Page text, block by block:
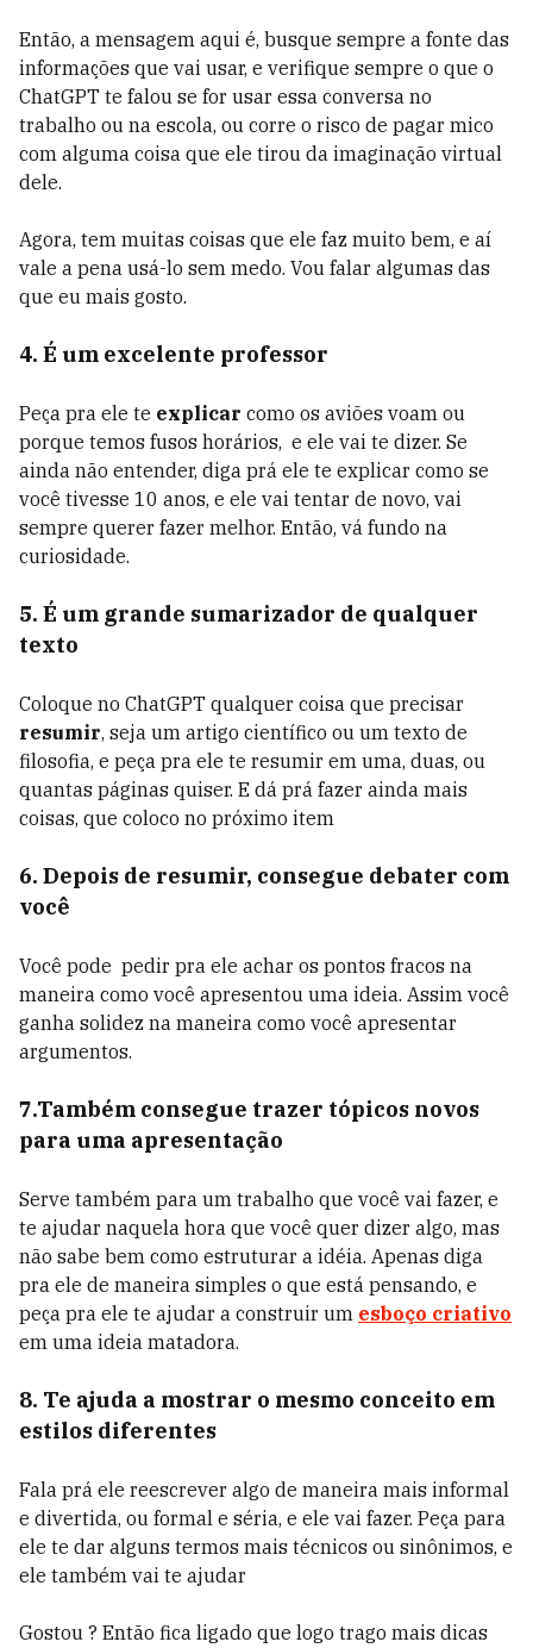
Então, a mensagem aqui é, busque sempre a fonte das
informações que vai usar, e verifique sempre o que o
ChatGPT te falou se for usar essa conversa no
trabalho ou na escola, ou corre o risco de pagar mico
com alguma coisa que ele tirou da imaginação virtual
dele.
Agora, tem muitas coisas que ele faz muito bem, e aí
vale a pena usá-lo sem medo. Vou falar algumas das
que eu mais gosto.
4. É um excelente professor
Peça pra ele te explicar como os aviões voam ou
porque temos fusos horários, e ele vai te dizer. Se
ainda não entender, diga prá ele te explicar como se
você tivesse 10 anos, e ele vai tentar de novo, vai
sempre querer fazer melhor. Então, vá fundo na
curiosidade.
5. É um grande sumarizador de qualquer
texto
Coloque no ChatGPT qualquer coisa que precisar
resumir, seja um artigo científico ou um texto de
filosofia, e peça pra ele te resumir em uma, duas, ou
quantas páginas quiser. E dá prá fazer ainda mais
coisas, que coloco no próximo item
6. Depois de resumir, consegue debater com
você
Você pode pedir pra ele achar os pontos fracos na
maneira como você apresentou uma ideia. Assim você
ganha solidez na maneira como você apresentar
argumentos.
7.Também consegue trazer tópicos novos
para uma apresentação
Serve também para um trabalho que você vai fazer, e
te ajudar naquela hora que você quer dizer algo, mas
não sabe bem como estruturar a idéia. Apenas diga
pra ele de maneira simples o que está pensando, e
peça pra ele te ajudar a construir um esboço criativo
em uma ideia matadora.
8. Te ajuda a mostrar o mesmo conceito em
estilos diferentes
Fala prá ele reescrever algo de maneira mais informal
e divertida, ou formal e séria, e ele vai fazer. Peça para
ele te dar alguns termos mais técnicos ou sinônimos, e
ele também vai te ajudar
Gostou ? Então fica ligado que logo trago mais dicas